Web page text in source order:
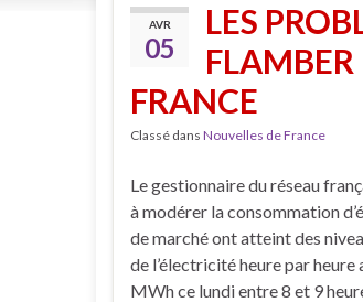
AVR
05
LES
FLAMBER
FRANCE
Classé dans Nouvelles de France
Le gestionnaire du réseau
à modérer la consommation
de marché ont atteint des
de l’électricité heure par
MWh ce lundi entre 8 et 9